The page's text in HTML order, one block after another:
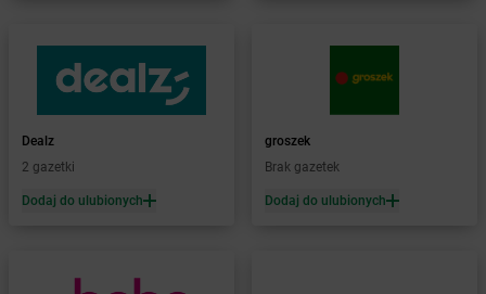
Żabka Baruchowo
Żabka Barwałd Średni
Żabka Bełchatów
Dealz
2 gazetki
Dodaj do ulubionych
groszek
Brak gazetek
Dodaj do ulubionych